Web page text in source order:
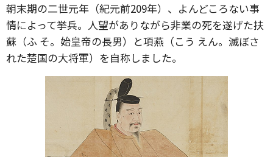
朝末期の二世元年（紀元前209年）、よんどころない事
情によって挙兵。人望がありながら非業の死を遂げた扶
蘇（ふ そ。始皇帝の長男）と項燕（こう えん。滅ぼさ
れた楚国の大将軍）を自称しました。